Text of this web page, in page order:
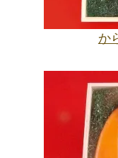
か